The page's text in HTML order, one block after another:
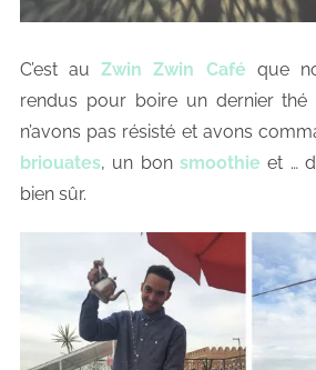
C’est auZwin Zwin Café que
rendus pour boire un dernier thé
n’avons pas résisté et avons
briouates, un bon smoothie et …
bien sûr.